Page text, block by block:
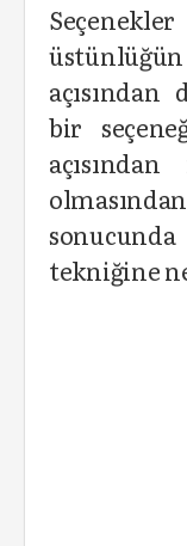
bir
tekniğine